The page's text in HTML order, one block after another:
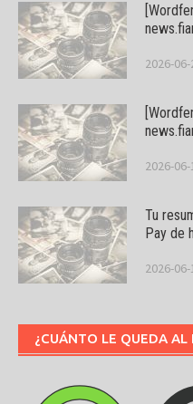
2026-
2026-
Tu
Pay de
2026-06-
¿CUÁNTO LE QUEDA AL